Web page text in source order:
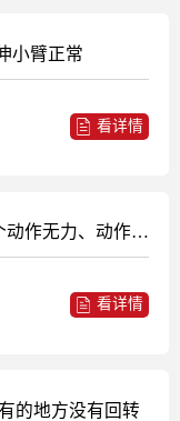
小臂正常
看详情
挖机玉柴230回转、备用、右行走单个动作无力、动作慢，其他动作正常。若加另一个阀块动作则正常
看详情
的地方没有回转